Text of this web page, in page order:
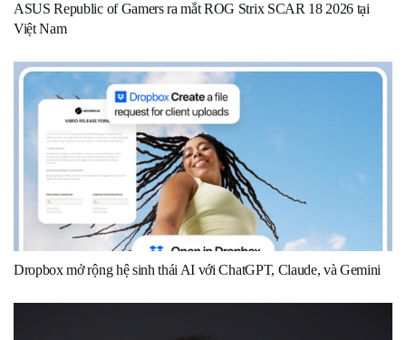
ASUS Republic of Gamers ra mắt ROG Strix SCAR 18 2026 tại
Việt Nam
Dropbox mở rộng hệ sinh thái AI với ChatGPT, Claude, và Gemini